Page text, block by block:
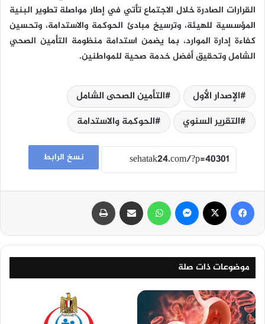
القرارات الصادرة خلال الاجتماع تأتي في إطار مواصلة تطوير البنية
المؤسسية للهيئة، وترسيخ مبادئ الحوكمة والاستدامة، وتحسين
كفاءة إدارة الموارد، بما يضمن استدامة منظومة التأمين الصحي
الشامل وتحقيق أفضل خدمة صحية للمواطنين.
الإصدار الأول
التأمين الصحى الشامل
التقرير السنوي
الحوكمة والاستدامة
نسخ الرابط
فيسبوك ماسنجر واتساب مشاركة عبر البريد
موضوعات ذات صلة